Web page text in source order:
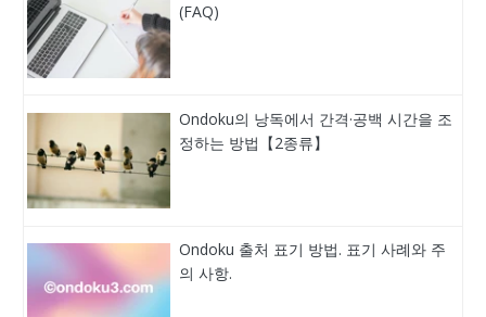
(FAQ)
Ondoku의 낭독에서 간격·공백 시간을 조
정하는 방법【2종류】
Ondoku 출처 표기 방법. 표기 사례와 주
의 사항.